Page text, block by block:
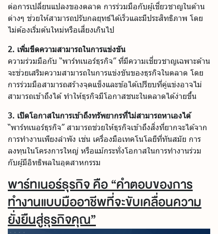
ต่อการเปลี่ยนแปลงของตลาด การร่วมมือกับผู้เชี่ยวชาญในด้าน
ต่างๆ ช่วยให้สามารถปรับกลยุทธ์ได้เร็วและมีประสิทธิภาพ โดย
ไม่ต้องเริ่มต้นใหม่หรือเสี่ยงเกินไป
2. เพิ่มขีดความสามารถในการแข่งขัน
ความร่วมมือกับ “พาร์ทเนอร์ธุรกิจ” ที่มีความเชี่ยวชาญเฉพาะด้าน
จะช่วยเสริมความสามารถในการแข่งขันของธุรกิจในตลาด โดย
การร่วมมือสามารถสร้างจุดแข็งและข้อได้เปรียบที่คู่แข่งอาจไม่
สามารถเข้าถึงได้ ทำให้ธุรกิจมีโอกาสชนะในตลาดได้ง่ายขึ้น
3. เปิดโอกาสในการเข้าถึงทรัพยากรที่ไม่สามารถหาเองได้
“พาร์ทเนอร์ธุรกิจ” สามารถช่วยให้ธุรกิจเข้าถึงสิ่งที่ยากจะได้จาก
การทำงานเพียงลำพัง เช่น เครื่องมือเทคโนโลยีที่ทันสมัย การ
ลงทุนในโครงการใหญ่ หรือแม้กระทั่งโอกาสในการทำงานร่วม
กับผู้มีอิทธิพลในอุตสาหกรรม
พาร์ทเนอร์ธุรกิจ คือ “คำตอบของการ
ทำงานแบบมืออาชีพที่จะขับเคลื่อนความ
ยั่งยืนสู่ธุรกิจคุณ”